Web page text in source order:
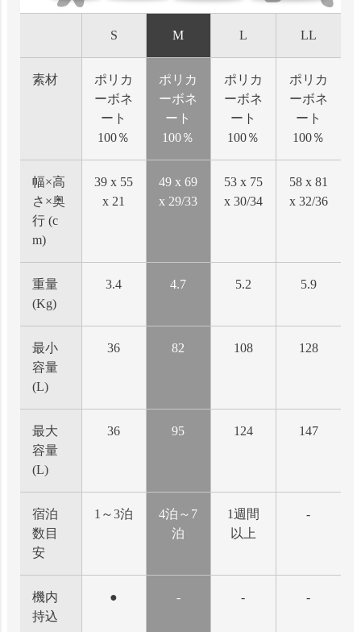
S M L LL
素材
ポリカ
ーボネ
ート
100％
ポリカ
ーボネ
ート
100％
ポリカ
ーボネ
ート
100％
ポリカ
ーボネ
ート
100％
幅×高
さ×奥
行 (c
m)
39 x 55
x 21
49 x 69
x 29/33
53 x 75
x 30/34
58 x 81
x 32/36
重量
(Kg)
3.4 4.7 5.2 5.9
最小
容量
(L)
36 82 108 128
最大
容量
(L)
36 95 124 147
宿泊
数目
安
1～3泊
4泊～7
泊
1週間
以上
-
機内
持込
● - - -